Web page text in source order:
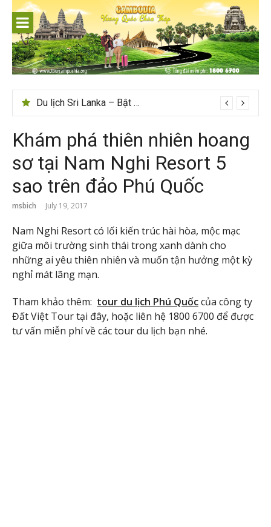
content
Du lịch Sri Lanka – Bật mí nên đi mùa nào đẹp
Khám phá thiên nhiên hoang
sơ tại Nam Nghi Resort 5
sao trên đảo Phú Quốc
msbich July 19, 2017
Nam Nghi Resort có lối kiến trúc hài hòa, mộc mạc
giữa môi trường sinh thái trong xanh dành cho
những ai yêu thiên nhiên và muốn tận hưởng một kỳ
nghỉ mát lãng mạn.
Tham khảo thêm: tour du lịch Phú Quốccủa công ty
Đất Việt Tour tại đây, hoặc liên hệ 1800 6700 để được
tư vấn miễn phí về các tour du lịch bạn nhé.